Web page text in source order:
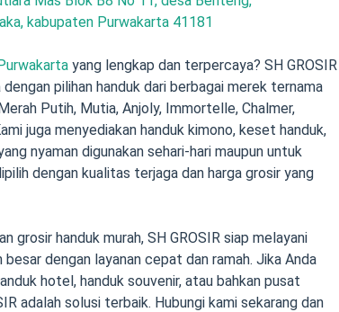
kabupaten Purwakarta 41181
yang lengkap dan terpercaya? SH GROSIR
pilihan handuk dari berbagai merek ternama
Putih, Mutia, Anjoly, Immortelle, Chalmer,
juga menyediakan handuk kimono, keset handuk,
nyaman digunakan sehari-hari maupun untuk
dengan kualitas terjaga dan harga grosir yang
grosir handuk murah, SH GROSIR siap melayani
dengan layanan cepat dan ramah. Jika Anda
hotel, handuk souvenir, atau bahkan pusat
adalah solusi terbaik. Hubungi kami sekarang dan